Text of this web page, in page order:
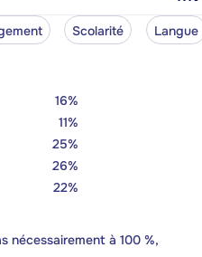
Scolarité Langue
16%
11%
25%
26%
22%
nécessairement à 100 %,